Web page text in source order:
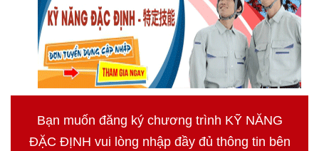
Bạn muốn đăng ký chương trình KỸ NĂNG
ĐẶC ĐỊNH vui lòng nhập đầy đủ thông tin bên